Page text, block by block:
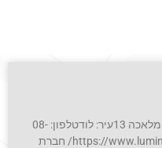
שם העסק: לומינרה ישראלכתובת: המלאכה 13עיר: לודטלפון: 08-
6786482אתר אינטרנט: https://www.luminera-il.com/ חברת